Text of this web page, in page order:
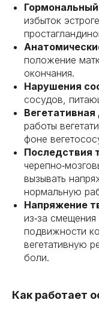
избыток
положение
окончания.
Нарушения
сосудов,
работы
фоне
Последствия
вызывать
нормальную
Напряжение
из‑за
подвижности
вегетативную
боли.
Как работает